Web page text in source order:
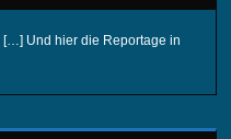
[…] Und hier die Reportage in